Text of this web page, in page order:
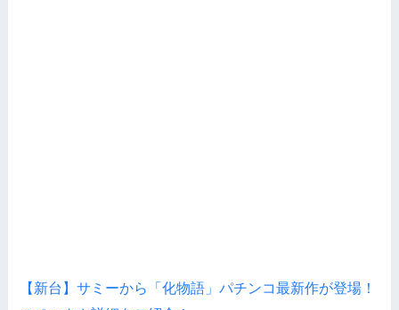
【新台】サミーから「化物語」パチンコ最新作が登場！